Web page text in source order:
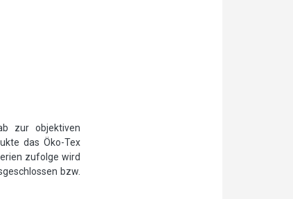
zur objektiven
das Öko-Tex
zufolge wird
bzw.